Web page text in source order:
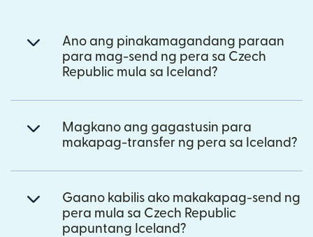
Ano ang pinakamagandang paraan
para mag-send ng pera sa Czech
Republic mula sa Iceland?
Magkano ang gagastusin para
makapag-transfer ng pera sa Iceland?
Gaano kabilis ako makakapag-send ng
pera mula sa Czech Republic
papuntang Iceland?